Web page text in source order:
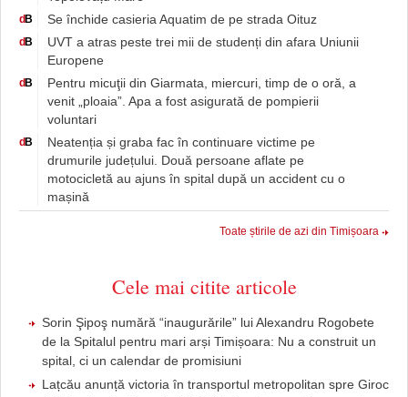
d B Se închide casieria Aquatim de pe strada Oituz
d B
UVT a atras peste trei mii de studenți din afara Uniunii
Europene
d B
Pentru micuţii din Giarmata, miercuri, timp de o oră, a
venit „ploaia”. Apa a fost asigurată de pompierii
voluntari
d B
Neatenția și graba fac în continuare victime pe
drumurile județului. Două persoane aflate pe
motocicletă au ajuns în spital după un accident cu o
mașină
Toate știrile de azi din Timișoara
Cele mai citite articole
Sorin Şipoş numără “inaugurările” lui Alexandru Rogobete
de la Spitalul pentru mari arși Timișoara: Nu a construit un
spital, ci un calendar de promisiuni
Lațcău anunță victoria în transportul metropolitan spre Giroc